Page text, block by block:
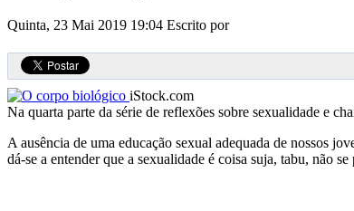
Quinta, 23 Mai 2019 19:04 Escrito por
iStock.com
Na quarta parte da série de reflexões sobre sexualidade e
A ausência de uma educação sexual adequada de nossos
dá-se a entender que a sexualidade é coisa suja, tabu, não